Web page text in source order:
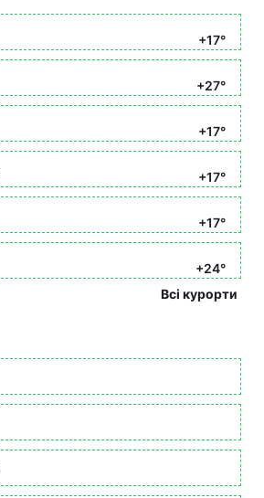
+17°
+27°
+17°
+17°
+17°
+24°
Всі курорти